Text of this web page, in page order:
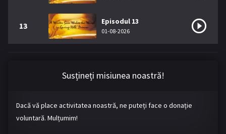
13 Episodul 13
01-08-2026
Susțineți misiunea noastră!
Dacă vă place activitatea noastră, ne puteți face o donație
voluntară. Mulțumim!